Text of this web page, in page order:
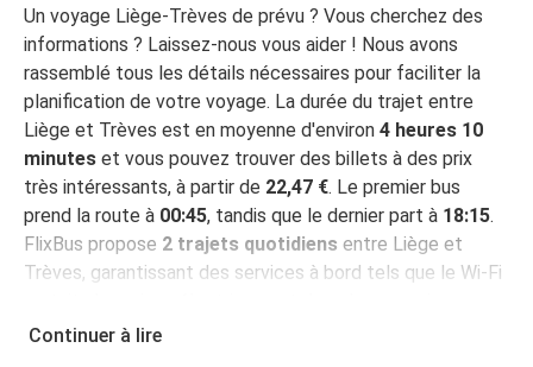
Un voyage Liège-Trèves de prévu ? Vous cherchez des
informations ? Laissez-nous vous aider ! Nous avons
rassemblé tous les détails nécessaires pour faciliter la
planification de votre voyage. La durée du trajet entre
Liège et Trèves est en moyenne d'environ 4 heures 10
minutes et vous pouvez trouver des billets à des prix
très intéressants, à partir de 22,47 €. Le premier bus
prend la route à 00:45, tandis que le dernier part à 18:15.
FlixBus propose 2 trajets quotidiens entre Liège et
Trèves, garantissant des services à bord tels que le Wi-Fi
garanties pendant votre voyage.
Continuer à lire